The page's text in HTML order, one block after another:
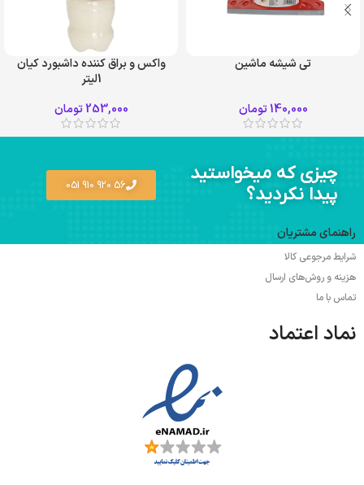
تی شیشه ماشین
140,000تومان
واکس و براق کننده داشبورد کیان
1لیتر
253,000 تومان
چیزی که میخواستید
پیدا نکردید؟
56 920 910 051
راهنمای مشتریان
شرایط مرجوعی کالا
هزینه و روش‌های ارسال
تماس با ما
نماد اعتماد